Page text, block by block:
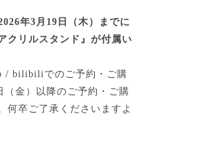
年3月19日（木）までに
クリルスタンド』が付属い
/ bilibiliでのご予約・ご購
（金）以降のご予約・ご購
何卒ご了承くださいますよ